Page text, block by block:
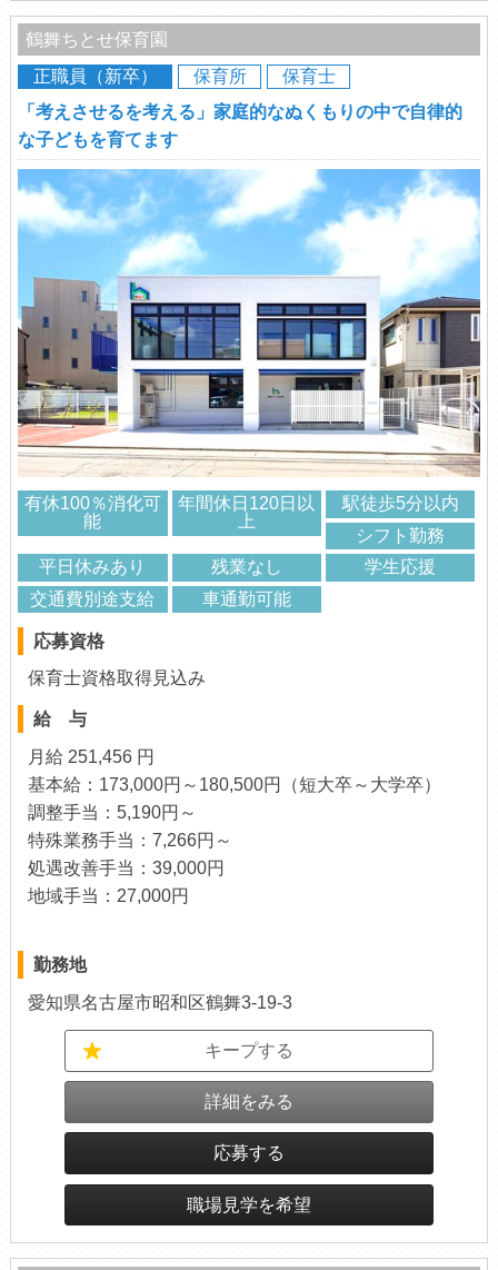
鶴舞ちとせ保育園
正職員（新卒）
保育所
保育士
「考えさせるを考える」家庭的なぬくもりの中で自律的
な子どもを育てます
有休100％消化可
能
年間休日120日以
上
駅徒歩5分以内
シフト勤務
平日休みあり
残業なし
学生応援
交通費別途支給
車通勤可能
応募資格
保育士資格取得見込み
給 与
月給 251,456 円
基本給：173,000円～180,500円（短大卒～大学卒）
調整手当：5,190円～
特殊業務手当：7,266円～
処遇改善手当：39,000円
地域手当：27,000円
勤務地
愛知県名古屋市昭和区鶴舞3-19-3
キープする
詳細をみる
応募する
職場見学を希望